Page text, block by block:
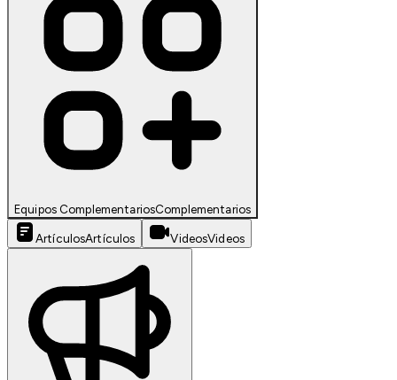
Equipos ComplementariosComplementarios
ArtículosArtículos VideosVideos